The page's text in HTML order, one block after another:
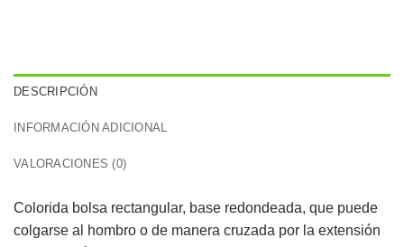
DESCRIPCIÓN
INFORMACIÓN ADICIONAL
VALORACIONES (0)
Colorida bolsa rectangular, base redondeada, que puede
colgarse al hombro o de manera cruzada por la extensión